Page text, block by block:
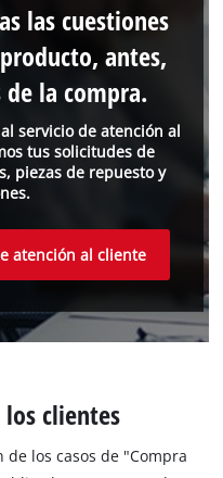
servicio de atención al
tus solicitudes de
piezas de repuesto y
las cuestiones
antes,
la compra.
atención al cliente
clientes
de los casos de "Compra